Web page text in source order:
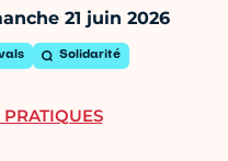
21 juin 2026
Solidarité